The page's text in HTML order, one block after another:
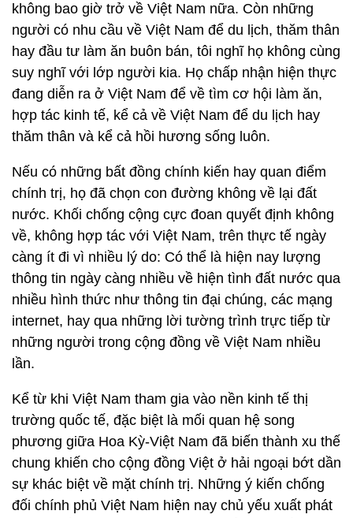
không bao giờ trở về Việt Nam nữa. Còn những
người có nhu cầu về Việt Nam để du lịch, thăm thân
hay đầu tư làm ăn buôn bán, tôi nghĩ họ không cùng
suy nghĩ với lớp người kia. Họ chấp nhận hiện thực
đang diễn ra ở Việt Nam để về tìm cơ hội làm ăn,
hợp tác kinh tế, kể cả về Việt Nam để du lịch hay
thăm thân và kể cả hồi hương sống luôn.
Nếu có những bất đồng chính kiến hay quan điểm
chính trị, họ đã chọn con đường không về lại đất
nước. Khối chống cộng cực đoan quyết định không
về, không hợp tác với Việt Nam, trên thực tế ngày
càng ít đi vì nhiều lý do: Có thể là hiện nay lượng
thông tin ngày càng nhiều về hiện tình đất nước qua
nhiều hình thức như thông tin đại chúng, các mạng
internet, hay qua những lời tường trình trực tiếp từ
những người trong cộng đồng về Việt Nam nhiều
lần.
Kể từ khi Việt Nam tham gia vào nền kinh tế thị
trường quốc tế, đặc biệt là mối quan hệ song
phương giữa Hoa Kỳ-Việt Nam đã biến thành xu thế
chung khiến cho cộng đồng Việt ở hải ngoại bớt dần
sự khác biệt về mặt chính trị. Những ý kiến chống
đối chính phủ Việt Nam hiện nay chủ yếu xuất phát